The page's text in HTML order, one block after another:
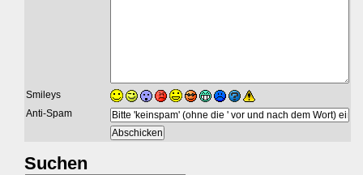
Smileys
Anti-Spam
Suchen